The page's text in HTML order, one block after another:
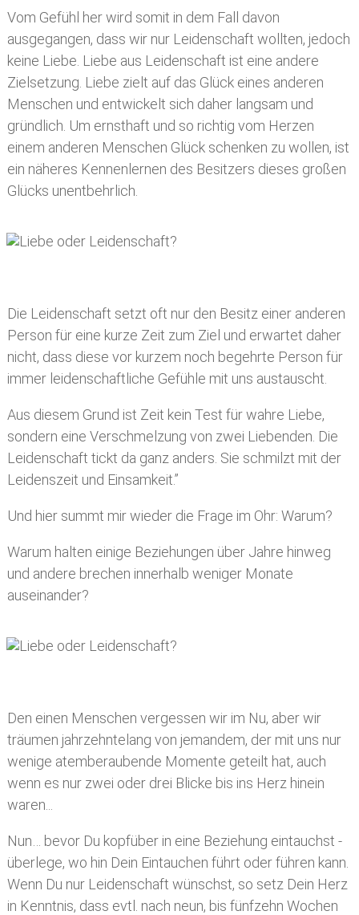
Vom Gefühl her wird somit in dem Fall davon
ausgegangen, dass wir nur Leidenschaft wollten, jedoch
keine Liebe. Liebe aus Leidenschaft ist eine andere
Zielsetzung. Liebe zielt auf das Glück eines anderen
Menschen und entwickelt sich daher langsam und
gründlich. Um ernsthaft und so richtig vom Herzen
einem anderen Menschen Glück schenken zu wollen, ist
ein näheres Kennenlernen des Besitzers dieses großen
Glücks unentbehrlich.
Die Leidenschaft setzt oft nur den Besitz einer anderen
Person für eine kurze Zeit zum Ziel und erwartet daher
nicht, dass diese vor kurzem noch begehrte Person für
immer leidenschaftliche Gefühle mit uns austauscht.
Aus diesem Grund ist Zeit kein Test für wahre Liebe,
sondern eine Verschmelzung von zwei Liebenden. Die
Leidenschaft tickt da ganz anders. Sie schmilzt mit der
Leidenszeit und Einsamkeit.”
Und hier summt mir wieder die Frage im Ohr: Warum?
Warum halten einige Beziehungen über Jahre hinweg
und andere brechen innerhalb weniger Monate
auseinander?
Den einen Menschen vergessen wir im Nu, aber wir
träumen jahrzehntelang von jemandem, der mit uns nur
wenige atemberaubende Momente geteilt hat, auch
wenn es nur zwei oder drei Blicke bis ins Herz hinein
waren...
Nun… bevor Du kopfüber in eine Beziehung eintauchst -
überlege, wo hin Dein Eintauchen führt oder führen kann.
Wenn Du nur Leidenschaft wünschst, so setz Dein Herz
in Kenntnis, dass evtl. nach neun, bis fünfzehn Wochen